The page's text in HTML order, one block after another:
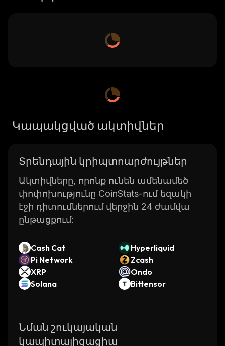
Կապակցված ակտիվներ
Տրենդային կրիպտոարժույթներ
Ակտիվները, որոնք ունեն ամենամեծ
փոփոխությունը CoinStats-ում եզակի
էջի դիտումներում վերջին 24 ժամվա
ընթացքում:
Cash Cat
Hyperliquid
Pi Network
Zcash
XRP
Ondo
Solana
Bittensor
Նման շուկայական
կապիտալիզացիա